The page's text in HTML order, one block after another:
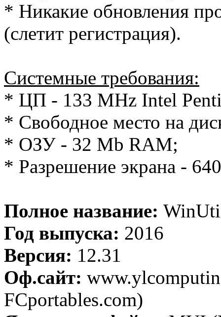
* Никакие обновления
(слетит регистрация).
Системные требования:
* ЦП - 133 MHz Intel
* Cвободное место на
* ОЗУ - 32 Mb RAM;
* Разрешение экрана -
Полное название:
Год выпуска: 2016
Версия: 12.31
Оф.сайт:
FCportables.com)